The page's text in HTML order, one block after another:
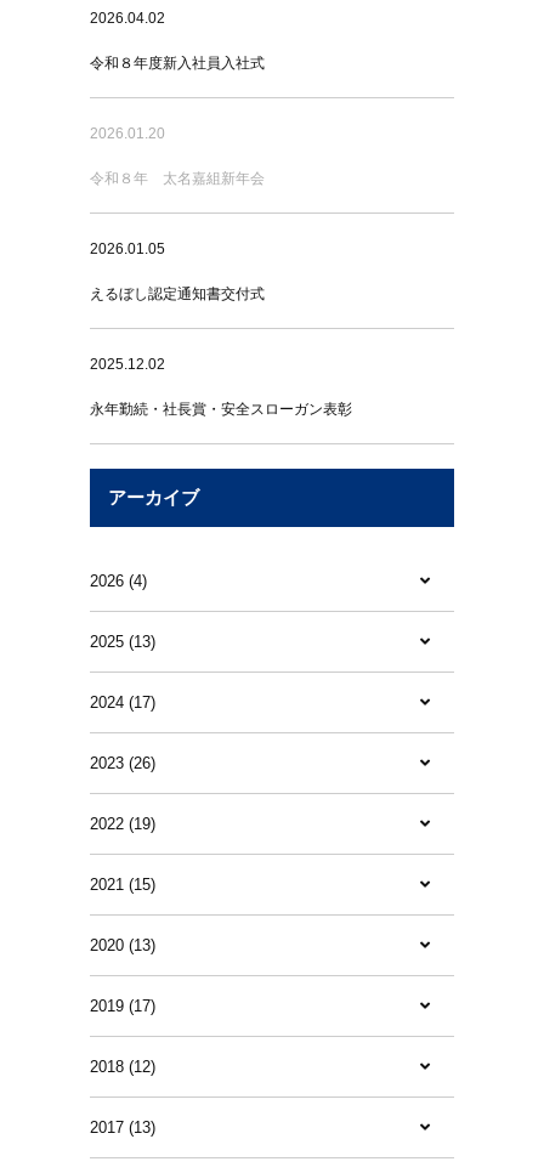
2026.04.02
令和８年度新入社員入社式
2026.01.20
令和８年 太名嘉組新年会
2026.01.05
えるぼし認定通知書交付式
2025.12.02
永年勤続・社長賞・安全スローガン表彰
アーカイブ
2026 (4)
2025 (13)
2024 (17)
2023 (26)
2022 (19)
2021 (15)
2020 (13)
2019 (17)
2018 (12)
2017 (13)